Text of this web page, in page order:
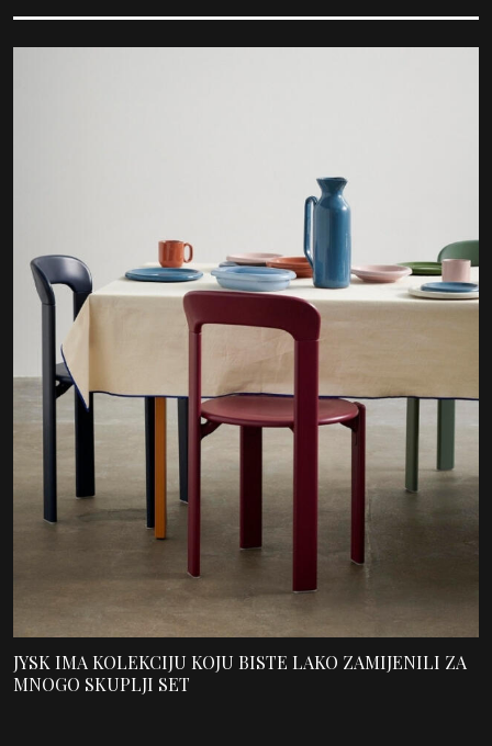
JYSK IMA KOLEKCIJU KOJU BISTE LAKO ZAMIJENILI ZA
MNOGO SKUPLJI SET